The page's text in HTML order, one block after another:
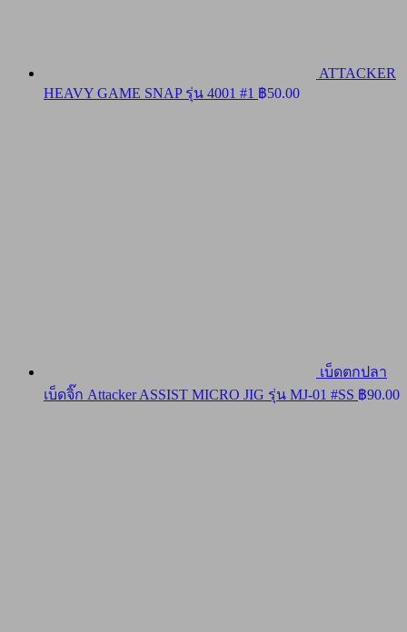
ATTACKER
HEAVY GAME SNAP รุ่น 4001 #1 ฿50.00
เบ็ดตกปลา
เบ็ดจิ๊ก Attacker ASSIST MICRO JIG รุ่น MJ-01 #SS ฿90.00